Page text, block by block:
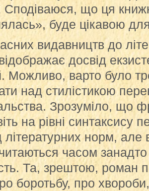
Сподіваюся, що ця
буде цікавою
видавництв до
досвід
Можливо, варто було
над стилістикою
Зрозуміло, що
на рівні синтаксису
літературних норм, але
часом
Та, зрештою,
боротьбу, про